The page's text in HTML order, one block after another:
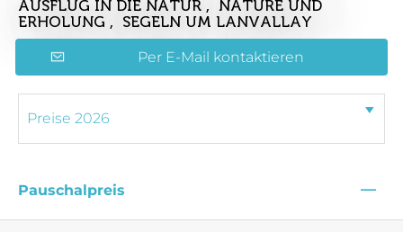
AUSFLUG IN DIE NATUR , NATURE UND
ERHOLUNG , SEGELN UM LANVALLAY
Per E-Mail kontaktieren
Pauschalpreis —